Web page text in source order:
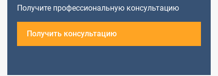
Получите профессиональную консультацию
Получить консультацию